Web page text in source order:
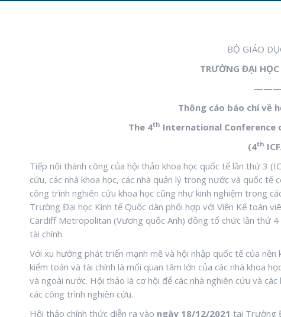
BỘ GIÁO
TRƯỜNG ĐẠI
Thông cáo báo chí về
The 4th International Conference
(4th
Tiếp nối thành công của hội thảo khoa học quốc tế lần thứ 3
cứu, các nhà khoa học, các nhà quản lý trong nước và quốc
công trình nghiên cứu khoa học cũng như kinh nghiệm trong
Trường Đại học Kinh tế Quốc dân phối hợp với Viện Kế toán
Cardiff Metropolitan (Vương quốc Anh) đồng tổ chức lần thứ
tài chính.
Với xu hướng phát triển mạnh mẽ và hội nhập quốc tế của
kiểm toán và tài chính là mối quan tâm lớn của các nhà khoa
và ngoài nước. Hội thảo là cơ hội để các nhà nghiên cứu và
các công trình nghiên cứu.
Hội thảo chính thức diễn ra vào ngày 18/12/2021 tại Trường